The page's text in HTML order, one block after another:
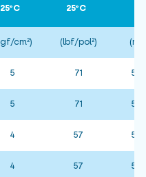
25ºC
25ºC
cm²) (lbf/pol²) (m)
5 71 50
5 71 50
4 57 50
4 57 50